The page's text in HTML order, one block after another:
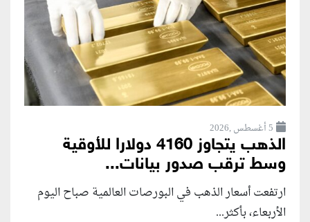
5 أغسطس ,2026
الذهب يتجاوز 4160 دولارا للأوقية
وسط ترقب صدور بيانات...
ارتفعت أسعار الذهب في البورصات العالمية صباح اليوم
الأربعاء، بأكثر...